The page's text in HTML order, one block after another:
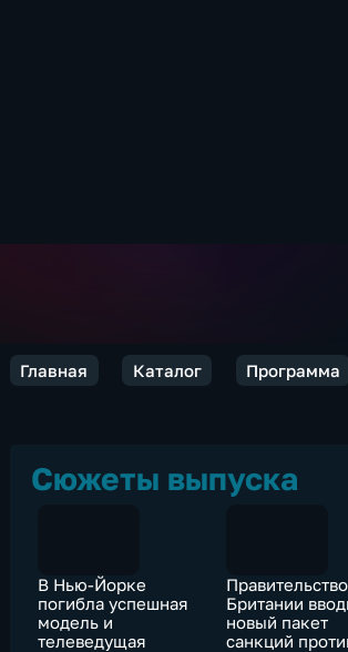
Главная Каталог Программа
Сюжеты выпуска
В Нью-Йорке
погибла успешная
модель и
телеведущая
Правительство
Британии
новый пакет
санкций